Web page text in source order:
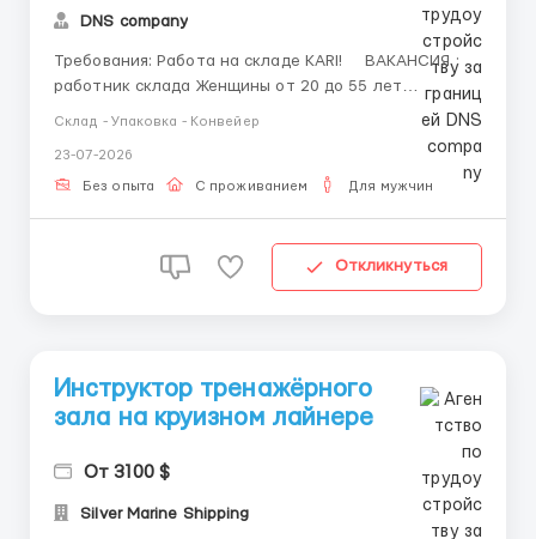
DNS company
Требования: Работа на складе KARI! ⠀ ВАКАНСИЯ :
работник склада Женщины от 20 до 55 лет
брак Чистить обувь специальными средствами
Обрабатывать 240 коробов за смену ⠀ График на
Склад - Упаковка - Конвейер
23-07-2026
Без опыта С проживанием Для мужчин
Откликнуться
Инструктор тренажёрного
зала на круизном лайнере
От 3100 $
Silver Marine Shipping